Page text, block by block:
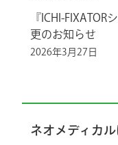
『ICHI-
更のお知らせ
2026年3月27日
ネオメディカ